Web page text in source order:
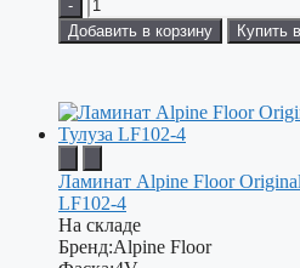
-
Добавить в корзину
Купить
Ламинат Alpine Floor
LF102-4
На складе
Бренд:Alpine Floor